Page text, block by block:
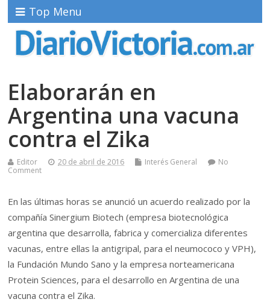
Top Menu
Elaborarán en
Argentina una vacuna
contra el Zika
Editor 20 de abril de 2016 Interés General
No
Comment
En las últimas horas se anunció un acuerdo realizado por la
compañía Sinergium Biotech (empresa biotecnológica
argentina que desarrolla, fabrica y comercializa diferentes
vacunas, entre ellas la antigripal, para el neumococo y VPH),
la Fundación Mundo Sano y la empresa norteamericana
Protein Sciences, para el desarrollo en Argentina de una
vacuna contra el Zika.